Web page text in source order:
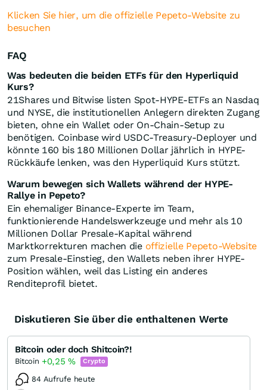
Klicken Sie hier, um die offizielle Pepeto-Website zu
besuchen
FAQ
Was bedeuten die beiden ETFs für den Hyperliquid
Kurs?
21Shares und Bitwise listen Spot-HYPE-ETFs an Nasdaq
und NYSE, die institutionellen Anlegern direkten Zugang
bieten, ohne ein Wallet oder On-Chain-Setup zu
benötigen. Coinbase wird USDC-Treasury-Deployer und
könnte 160 bis 180 Millionen Dollar jährlich in HYPE-
Rückkäufe lenken, was den Hyperliquid Kurs stützt.
Warum bewegen sich Wallets während der HYPE-
Rallye in Pepeto?
Ein ehemaliger Binance-Experte im Team,
funktionierende Handelswerkzeuge und mehr als 10
Millionen Dollar Presale-Kapital während
Marktkorrekturen machen die offizielle Pepeto-Website
zum Presale-Einstieg, den Wallets neben ihrer HYPE-
Position wählen, weil das Listing ein anderes
Renditeprofil bietet.
Diskutieren Sie über die enthaltenen Werte
Bitcoin oder doch Shitcoin?!
Bitcoin +0,25% Crypto
84 Aufrufe heute